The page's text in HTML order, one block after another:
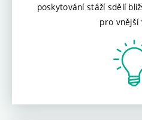
poskytování stáží sdělí
pro vnější